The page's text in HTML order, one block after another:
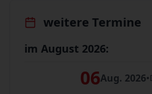
weitere Termine
im August 2026:
06Aug. 2026•